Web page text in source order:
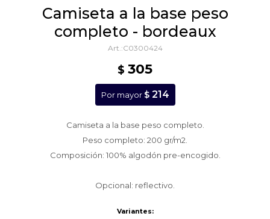
camiseta a la base peso
completo - bordeaux
C0300424
$ 305
Por mayor $ 214
Camiseta a la base peso completo.
Peso completo: 200 gr/m2.
Composición: 100% algodón pre-encogido.
Opcional: reflectivo.
Variantes: